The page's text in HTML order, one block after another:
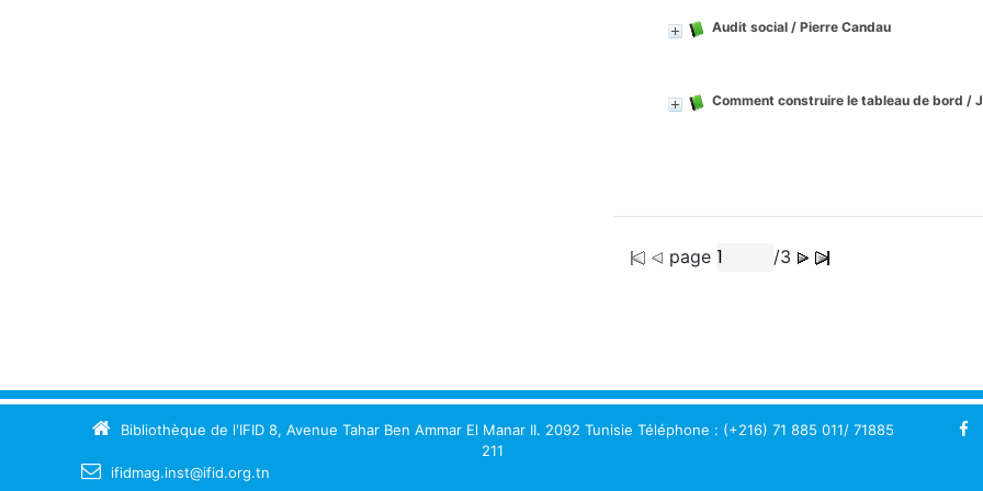
Audit social / Pierre Candau
Comment construire le tableau de bord /
page /3
Bibliothèque de l'IFID 8, Avenue Tahar Ben Ammar El Manar II. 2092 Tunisie Téléphone : (+216) 71 885 011/ 71885
211
ifidmag.inst@ifid.org.tn